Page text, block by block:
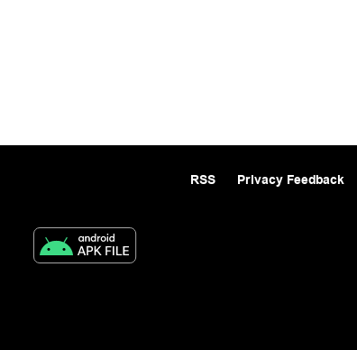
Privacy Feedback
RSS